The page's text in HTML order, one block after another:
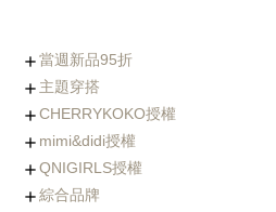
當週新品95折
0806-0812新品
(8/5~8/12優惠95折)
0730-0805新品
0723-0729新品
0716-0722新品
0702-0708新品
主題穿搭
Chic x Slim｜逆天長腿
西裝褲特蒐
化身金秘書｜OL上衣穿
搭特輯
婚禮不失禮｜穿出好人
緣的優雅穿搭
小隻女專屬長褲｜再也
不用改褲長了！
徹底擊中他的心｜約會
穿搭必勝術
穿出時髦與優雅｜時尚
風衣特輯
寒流我不怕｜時髦保暖
外套特蒐
羊毛大衣
手工羊毛大衣
羽絨外套/鋪棉外套
毛衣外套
其它款式外套
海島假期必備｜渡假風
單品一次打包
棉花糖女孩の顯瘦絕招
Basic Wear｜365天天
都好搭！
穿過回不去的褲子
社團人氣款
Rachel's World直播間
名人推薦
人氣部落客Chiao推薦
年代新聞主播著用款
CHERRYKOKO授權
+ Made koko
+ Basic基礎內搭
+ Top上衣類
+ Outer外套類
+ Onepeice洋裝類
+ Skirt裙子類
+ Pants褲子類
+ Jeans單寧類
+ Acc配件類
+ Bag&Shoes包款&鞋
類
+ Summer Look
mimi&didi授權
+ Basic基礎內搭
+ Top上衣類
+ Outer外套類
+ Onepiece洋裝類
+ Skirt裙子類
+ Pants褲子類
+ Jeans單寧類
+ Acc配件類
+ Bag&Shoes包款&鞋
類
+ Homewear家居服飾
+ Summer Look
QNIGIRLS授權
+ QNIMADE
+ 155JEANS
+5cm加長版
+ Basic基礎內搭
+ Top上衣類
+ Outer外套類
+ Onepiece洋裝類
+ Skirt裙子類
+ Pants褲子類
+ Jeans單寧類
+ Acc配件類
+ Bags&Shoes包款&鞋
綜合品牌